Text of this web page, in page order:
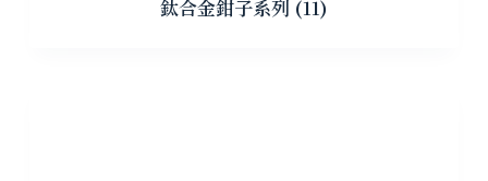
鈦合金鉗子系列 (11)